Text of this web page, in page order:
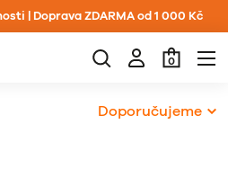
| Doprava ZDARMA od 1 000 Kč
0
Doporučujeme